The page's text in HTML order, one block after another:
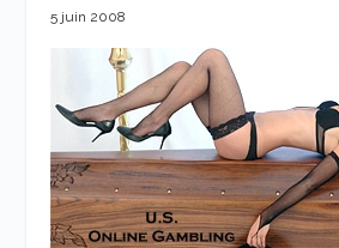
5 juin 2008